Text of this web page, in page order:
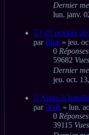
Dernier
lun. janv.
Nouveau
message
[ 07 octobre
parBlue » jeu.
0 Réponses
59682 Vues
Dernier
jeu. oct.
Nouveau
message
Après la
parWaR » lun.
0 Réponses
39115 Vues